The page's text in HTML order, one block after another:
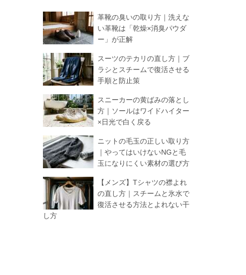
革靴の臭いの取り方｜洗えな
い革靴は「乾燥×消臭パウダ
ー」が正解
スーツのテカリの直し方｜ブ
ラシとスチームで復活させる
手順と防止策
スニーカーの黄ばみの落とし
方｜ソールはワイドハイター
×日光で白く戻る
ニットの毛玉の正しい取り方
｜やってはいけないNGと毛
玉になりにくい素材の選び方
【メンズ】Tシャツの襟よれ
の直し方｜スチームと氷水で
復活させる方法とよれない干
し方